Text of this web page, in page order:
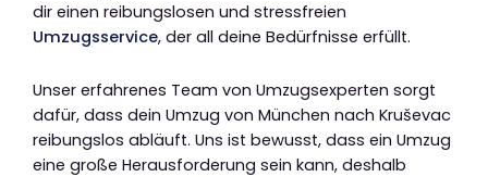
dir einen reibungslosen und stressfreien
Umzugsservice, der all deine Bedürfnisse erfüllt.
Unser erfahrenes Team von Umzugsexperten sorgt
dafür, dass dein Umzug von München nach Kruševac
reibungslos abläuft. Uns ist bewusst, dass ein Umzug
eine große Herausforderung sein kann, deshalb